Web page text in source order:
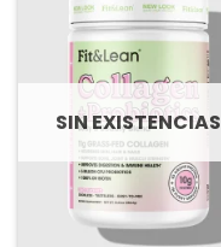
SIN EXISTENCIAS